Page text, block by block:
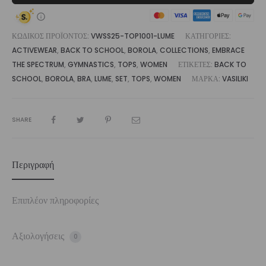
ΚΩΔΙΚΌΣ ΠΡΟΪΌΝΤΟΣ: VWSS25-TOP1001-LUME
ΚΑΤΗΓΟΡΊΕΣ:
ACTIVEWEAR, BACK TO SCHOOL, BOROLA, COLLECTIONS, EMBRACE
THE SPECTRUM, GYMNASTICS, TOPS, WOMEN ΕΤΙΚΈΤΕΣ: BACK TO
SCHOOL, BOROLA, BRA, LUME, SET, TOPS, WOMEN ΜΆΡΚΑ: VASILIKI
SHARE
Περιγραφή
Επιπλέον πληροφορίες
Αξιολογήσεις 0